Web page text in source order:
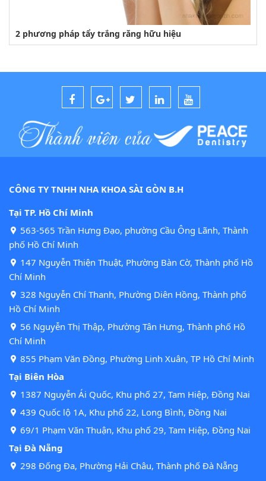
2 phương pháp tẩy trắng răng hữu hiệu
CÔNG TY TNHH NHA KHOA SÀI GÒN B.H
Tại TP. Hồ Chí Minh
563-565 Trần Hưng Đạo, phường Cầu Ông Lãnh, Thành
phố Hồ Chí Minh
147 Nguyễn Thiện Thuật, Phường Bàn Cờ, Thành phố Hồ
Chí Minh
328 Nguyễn Chí Thanh, Phường Diên Hồng, Thành phố
Hồ Chí Minh
56 Nguyễn Thị Thập, Phường Tân Hưng, Thành phố Hồ
Chí Minh
855 Phạm Văn Đồng, Phường Linh Xuân, TP Hồ Chí Minh
Tại Biên Hòa
1387 Nguyễn Ái Quốc, Khu phố 27, Tam Hiệp, Đồng Nai
439 Quốc lộ 1A, Khu phố 22, Long Bình, Đồng Nai
69/1 Phạm Văn Thuận, Khu phố 29, Tam Hiệp, Đồng Nai
Tại Đà Nẵng
298 Đống Đa, Phường Hải Châu, Thành phố Đà Nẵng